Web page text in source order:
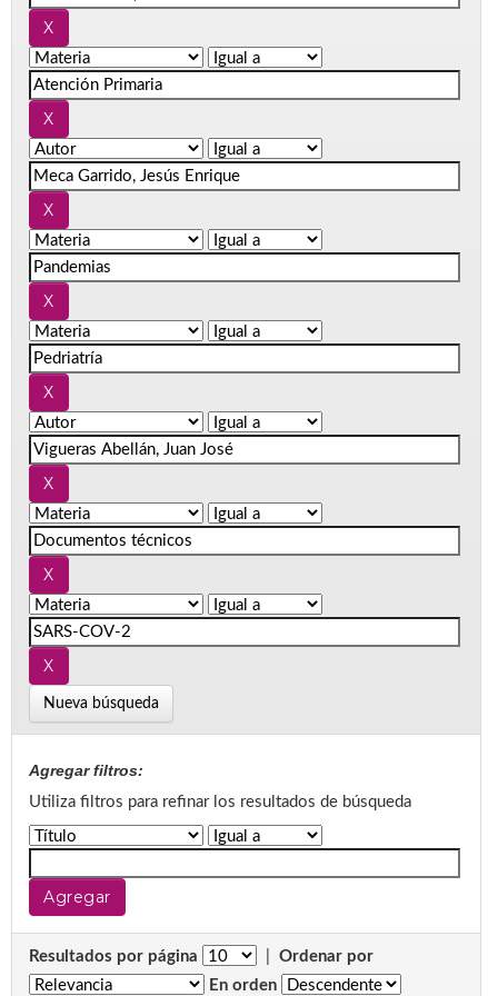
Nueva búsqueda
Agregar filtros:
Utiliza filtros para refinar los resultados de búsqueda
Resultados por página
Ordenar por
En orden